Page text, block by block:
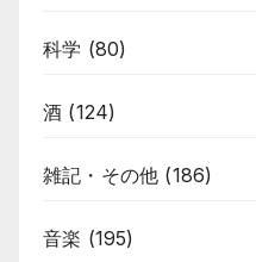
科学 (80)
酒 (124)
雑記・その他 (186)
音楽 (195)